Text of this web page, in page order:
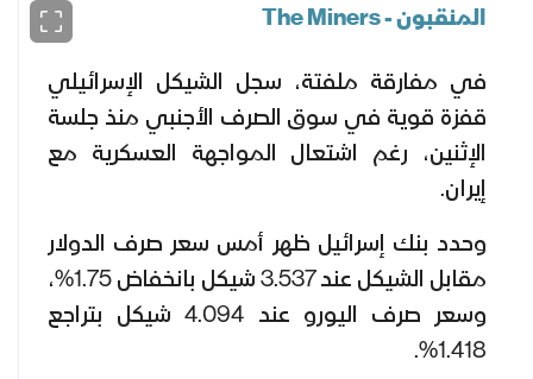
المنقبون - The Miners
في مفارقة ملفتة، سجل الشيكل الإسرائيلي
قفزة قوية في سوق الصرف الأجنبي منذ جلسة
الإثنين، رغم اشتعال المواجهة العسكرية مع
إيران.
وحدد بنك إسرائيل ظهر أمس سعر صرف الدولار
مقابل الشيكل عند 3.537 شيكل بانخفاض 1.75%،
وسعر صرف اليورو عند 4.094 شيكل بتراجع
1.418%.